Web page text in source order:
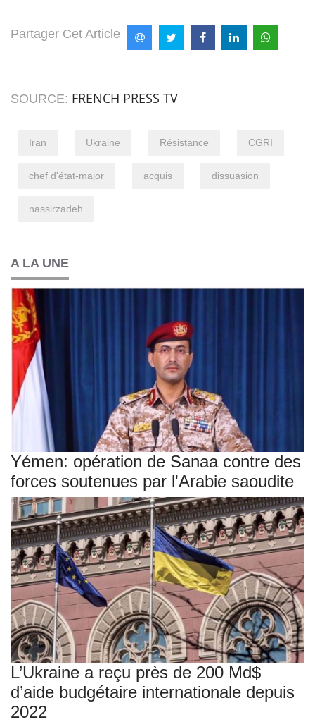
Partager Cet Article
SOURCE: FRENCH PRESS TV
Iran Ukraine Résistance CGRI
chef d'état-major acquis dissuasion
nassirzadeh
A LA UNE
Yémen: opération de Sanaa contre des
forces soutenues par l'Arabie saoudite
L’Ukraine a reçu près de 200 Md$
d’aide budgétaire internationale depuis
2022